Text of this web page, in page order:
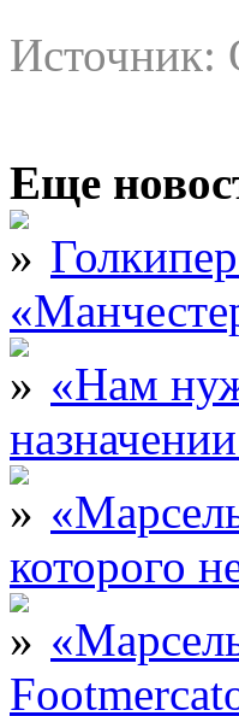
Источник:
Еще
«Нам
которого